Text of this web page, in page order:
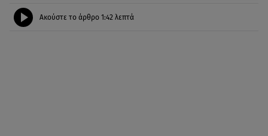
Ακούστε το άρθρο 1:42 λεπτά